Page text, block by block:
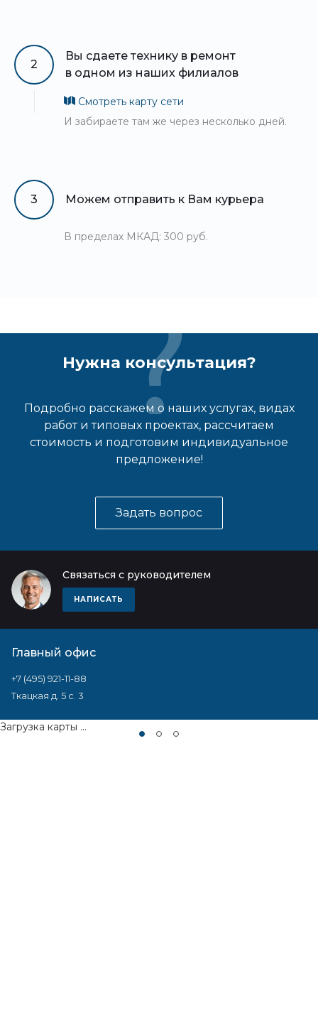
2
Вы сдаете технику в ремонт
в одном из наших филиалов
Смотреть карту сети
И забираете там же через несколько дней.
3 Можем отправить к Вам курьера
В пределах МКАД: 300 руб.
Нужна консультация?
Подробно расскажем о наших услугах, видах
работ и типовых проектах, рассчитаем
стоимость и подготовим индивидуальное
предложение!
Задать вопрос
Связаться с руководителем
НАПИСАТЬ
Главный офис
+7 (495) 921-11-88
Ткацкая д. 5 с. 3
Загрузка карты ...